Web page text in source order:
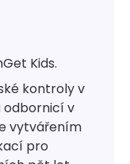
Kids.
kontroly v
odbornicí v
vytvářením
pro